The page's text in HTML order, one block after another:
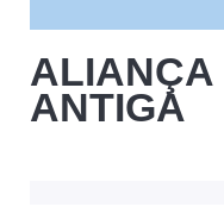
ALIANÇA
ANTIGA